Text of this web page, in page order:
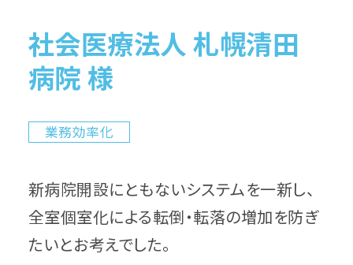
社会医療法人 札幌清田
病院 様
業務効率化
新病院開設にともないシステムを一新し、
全室個室化による転倒・転落の増加を防ぎ
たいとお考えでした。